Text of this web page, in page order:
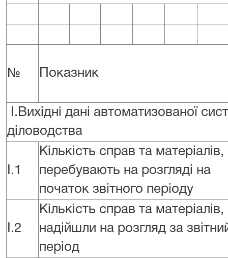
№ Показник
I.Вихідні дані автоматизованої
діловодства
I.1
Кількість справ та
перебувають на розгляді на
початок звітного періоду
I.2
Кількість справ та
надійшли на розгляд за
період